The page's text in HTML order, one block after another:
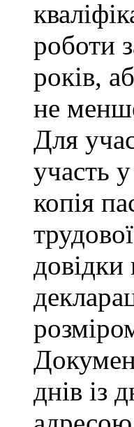
роботи
років,
не
Для
участь
копія
днів із